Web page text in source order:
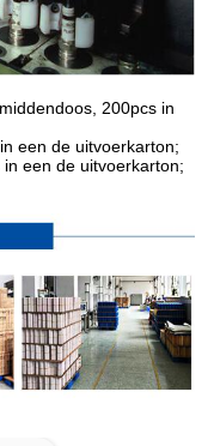
200pcs in
een de uitvoerkarton;
een de uitvoerkarton;